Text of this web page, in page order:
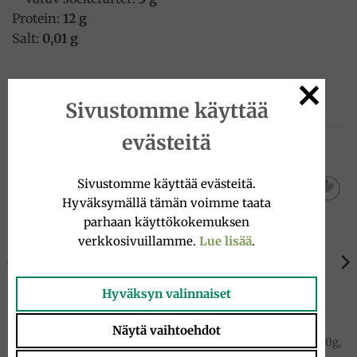
Protein: 12 g
Salt: 0,01 g
TUTUSTU MYÖS
wishlist
KEITTORUOKIIN SOPIVAT PASTAT
Cuoretti pastaa 76, 500g, De
PASTAT
Mezzi Rigatoni pasta 26, 500g,
Sivustomme käyttää
evästeitä
Sivustomme käyttää evästeitä.
Hyväksymällä tämän voimme taata
parhaan käyttökokemuksen
verkkosivuillamme. Lue lisää.
Hyväksyn valinnaiset
Näytä vaihtoehdot